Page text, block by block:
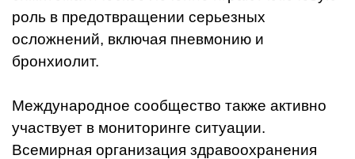
роль в предотвращении серьезных
осложнений, включая пневмонию и
бронхиолит.
Международное сообщество также активно
участвует в мониторинге ситуации.
Всемирная организация здравоохранения